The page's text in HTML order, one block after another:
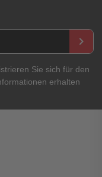
keyboard_arrow_right
Sie sich für den
erhalten